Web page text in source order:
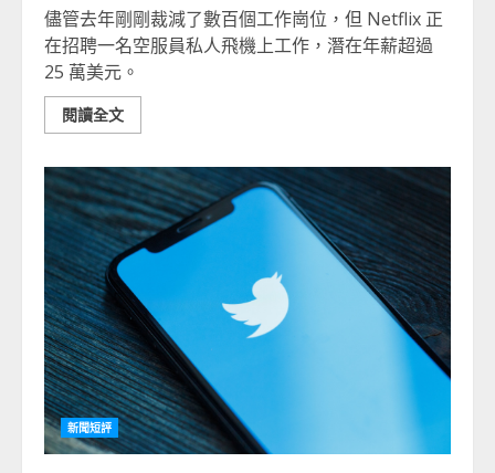
儘管去年剛剛裁減了數百個工作崗位，但 Netflix 正
在招聘一名空服員私人飛機上工作，潛在年薪超過
25 萬美元。
閱讀全文
新聞短評